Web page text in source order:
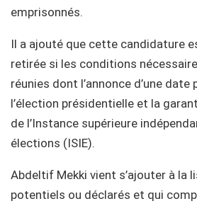
emprisonnés.
Il a ajouté que cette candidature
retirée si les conditions
réunies dont l’annonce d’une date
l’élection présidentielle et la
de l’Instance supérieure
élections (ISIE).
Abdeltif Mekki vient s’ajouter à la
potentiels ou déclarés et qui